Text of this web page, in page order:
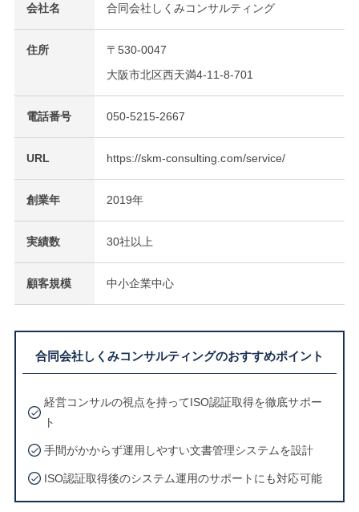
会社名 合同会社しくみコンサルティング
住所
〒530-0047
大阪市北区西天満4-11-8-701
電話番号 050-5215-2667
URL https://skm-consulting.com/service/
創業年 2019年
実績数 30社以上
顧客規模 中小企業中心
合同会社しくみコンサルティングのおすすめポイント
経営コンサルの視点を持ってISO認証取得を徹底サポー
ト
手間がかからず運用しやすい文書管理システムを設計
ISO認証取得後のシステム運用のサポートにも対応可能